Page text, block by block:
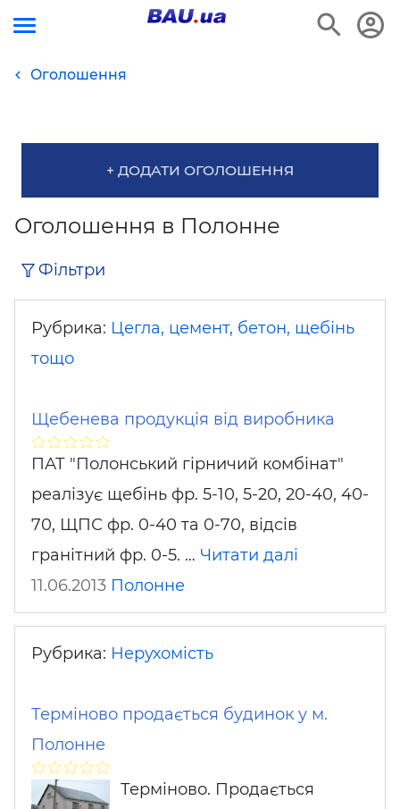
Оголошення
+ ДОДАТИ ОГОЛОШЕННЯ
Оголошення в Полонне
Фільтри
Рубрика: Цегла, цемент, бетон, щебінь
тощо
Щебенева продукція від виробника
ПАТ "Полонський гірничий комбінат"
реалізує щебінь фр. 5-10, 5-20, 20-40, 40-
70, ЩПС фр. 0-40 та 0-70, відсів
гранітний фр. 0-5. … Читати далі
11.06.2013 Полонне
Рубрика: Нерухомість
Терміново продається будинок у м.
Полонне
Терміново. Продається